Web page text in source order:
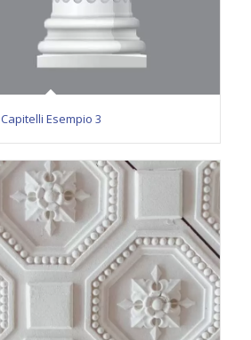
Capitelli Esempio 3